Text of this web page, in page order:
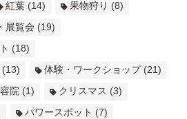
紅葉 (14) 果物狩り (8)
展覧会 (19)
(18)
(13) 体験・ワークショップ (21)
院 (1) クリスマス (3)
パワースポット (7)